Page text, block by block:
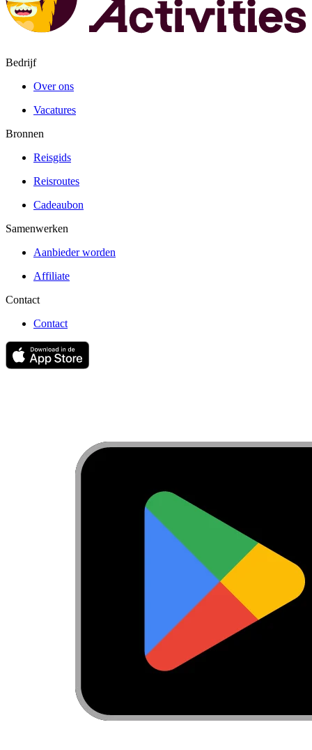
Bedrijf
Over ons
Vacatures
Bronnen
Reisgids
Reisroutes
Cadeaubon
Samenwerken
Aanbieder worden
Affiliate
Contact
Contact